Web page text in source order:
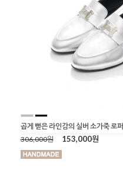
곱게 뻗은 라인감의 실버 소가죽 로퍼
306,000원
153,000원